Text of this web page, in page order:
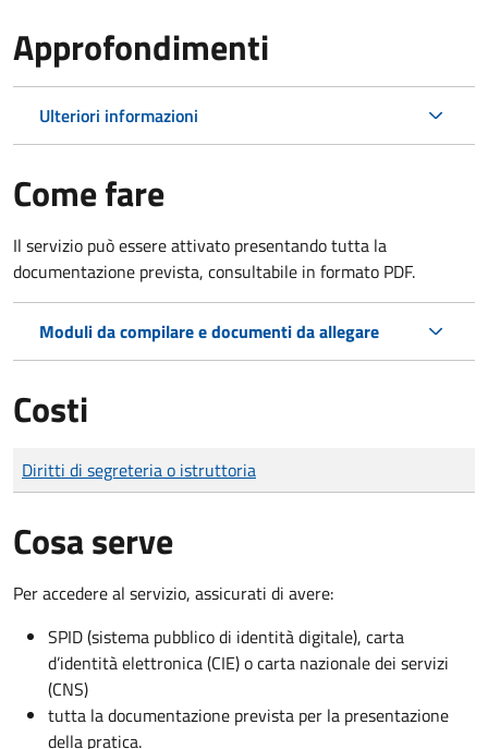
Approfondimenti
Ulteriori informazioni
Come fare
Il servizio può essere attivato presentando tutta la
documentazione prevista, consultabile in formato PDF.
Moduli da compilare e documenti da allegare
Costi
Tipo di pagamento
Importo
Diritti di segreteria o istruttoria
Cosa serve
Per accedere al servizio, assicurati di avere:
SPID (sistema pubblico di identità digitale), carta
d’identità elettronica (CIE) o carta nazionale dei servizi
(CNS)
tutta la documentazione prevista per la presentazione
della pratica.